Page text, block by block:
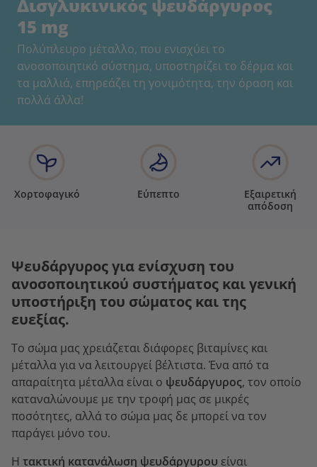
Δισγλυκινικός ψευδάργυρος
15 mg
Πολύπλευρο μέταλλο, που ενισχύει το
ανοσοποιητικό σύστημα, υποστηρίζει το δέρμα και
τα μαλλιά, επηρεάζει τη γονιμότητα, την όραση και
πολλά άλλα!
Χορτοφαγικό Εύπεπτο
Εξαιρετική
απόδοση
Ψευδάργυρος για ενίσχυση του
ανοσοποιητικού συστήματος και γενική
υποστήριξη του σώματος και της
ευεξίας.
Το σώμα μας χρειάζεται διάφορες βιταμίνες και
μέταλλα για να λειτουργεί βέλτιστα. Ένα από τα
απαραίτητα μέταλλα είναι ο ψευδάργυρος, τον οποίο
καταναλώνουμε με την τροφή μας σε μικρές
ποσότητες, αλλά το σώμα μας δε μπορεί να τον
παράγει μόνο του.
Η τακτική κατανάλωση ψευδάργυρου είναι